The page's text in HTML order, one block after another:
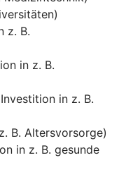
z. B.
in z. B.
in z. B.
B. Altersvorsorge)
in z. B. gesunde